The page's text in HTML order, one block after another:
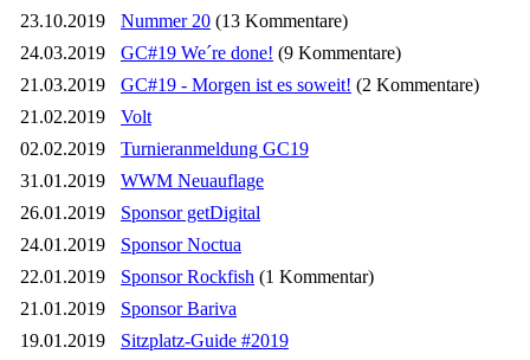
23.10.2019
Nummer 20 (13 Kommentare)
24.03.2019
GC#19 We´re done! (9 Kommentare)
21.03.2019
GC#19 - Morgen ist es soweit! (2 Kommentare)
21.02.2019
Volt
02.02.2019
Turnieranmeldung GC19
31.01.2019
WWM Neuauflage
26.01.2019
Sponsor getDigital
24.01.2019
Sponsor Noctua
22.01.2019
Sponsor Rockfish (1 Kommentar)
21.01.2019
Sponsor Bariva
19.01.2019
Sitzplatz-Guide #2019